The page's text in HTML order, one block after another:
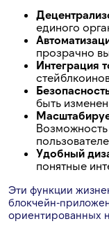
единого
прозрачно
Интеграция
быть
Возможность
Удобный
понятные
Эти функции
блокчейн-
ориентированных